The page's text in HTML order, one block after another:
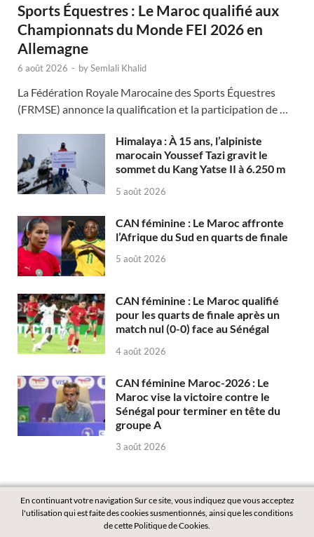
Sports Équestres : Le Maroc qualifié aux
Championnats du Monde FEI 2026 en
Allemagne
6 août 2026 - bySemlali Khalid
La Fédération Royale Marocaine des Sports Équestres
(FRMSE) annonce la qualification et la participation de …
Himalaya : À 15 ans, l’alpiniste
marocain Youssef Tazi gravit le
sommet du Kang Yatse II à 6.250 m
5 août 2026
CAN féminine : Le Maroc affronte
l’Afrique du Sud en quarts de finale
5 août 2026
CAN féminine : Le Maroc qualifié
pour les quarts de finale après un
match nul (0-0) face au Sénégal
4 août 2026
CAN féminine Maroc-2026 : Le
Maroc vise la victoire contre le
Sénégal pour terminer en tête du
groupe A
3 août 2026
En continuant votre navigation Sur ce site, vous indiquez que vous acceptez
l'utilisation qui est faite des cookies susmentionnés, ainsi que les conditions
de cette Politique de Cookies.